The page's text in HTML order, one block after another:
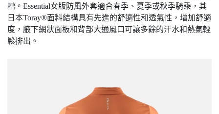
糟。Essential女版防風外套適合春季、夏季或秋季騎乘，其
日本Toray®面料結構具有先進的舒適性和透氣性，增加舒適
度，腋下網狀面板和背部大通風口可讓多餘的汗水和熱氣輕
鬆排出。